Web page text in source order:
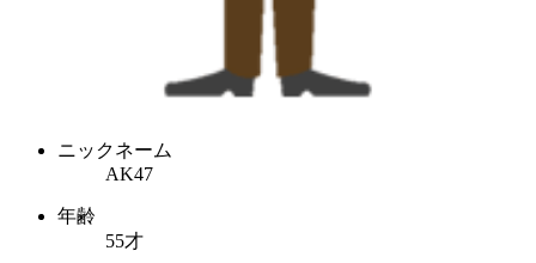
ニックネーム
AK47
年齢
55才